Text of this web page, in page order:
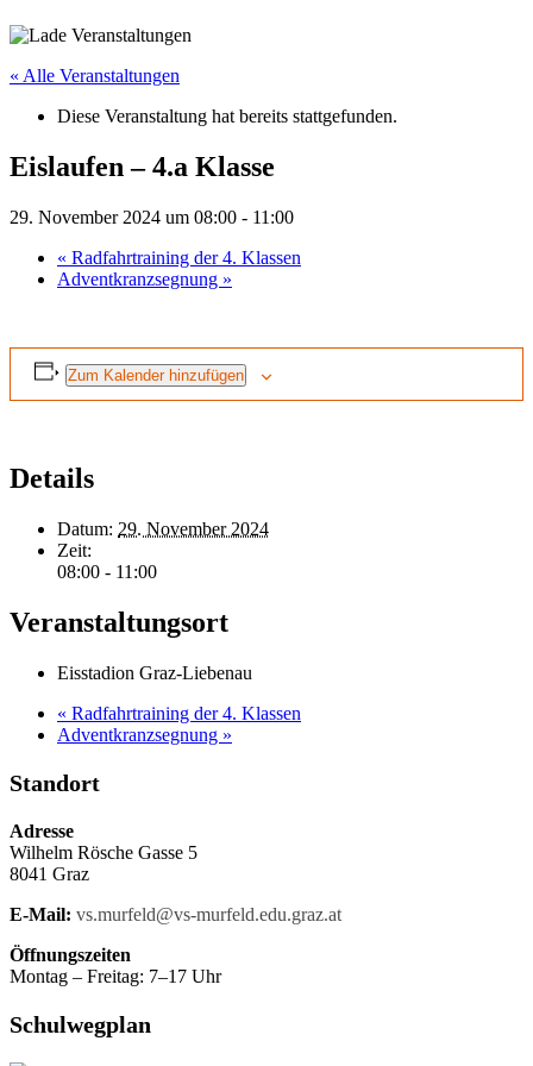
« Alle Veranstaltungen
Diese Veranstaltung hat bereits stattgefunden.
Eislaufen – 4.a Klasse
29. November 2024 um 08:00 - 11:00
« Radfahrtraining der 4. Klassen
Adventkranzsegnung »
Zum Kalender hinzufügen
Details
Datum: 29. November 2024
Zeit:
08:00 - 11:00
Veranstaltungsort
Eisstadion Graz-Liebenau
« Radfahrtraining der 4. Klassen
Adventkranzsegnung »
Standort
Adresse
Wilhelm Rösche Gasse 5
8041 Graz
E-Mail: vs.murfeld@vs-murfeld.edu.graz.at
Öffnungszeiten
Montag – Freitag: 7–17 Uhr
Schulwegplan